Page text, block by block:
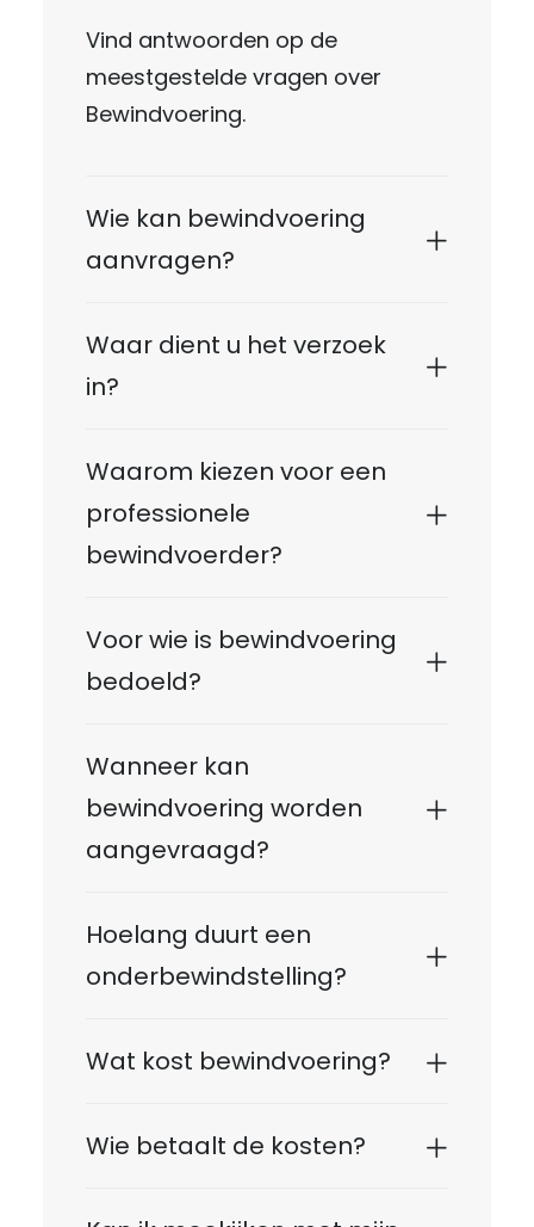
Vind antwoorden op de
meestgestelde vragen over
Bewindvoering.
Wie kan bewindvoering
aanvragen?
Waar dient u het verzoek
in?
Waarom kiezen voor een
professionele
bewindvoerder?
Voor wie is bewindvoering
bedoeld?
Wanneer kan
bewindvoering worden
aangevraagd?
Hoelang duurt een
onderbewindstelling?
Wat kost bewindvoering?
Wie betaalt de kosten?